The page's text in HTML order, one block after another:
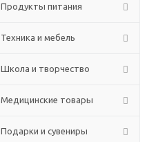
Продукты питания
Техника и мебель
Школа и творчество
Медицинские товары
Подарки и сувениры